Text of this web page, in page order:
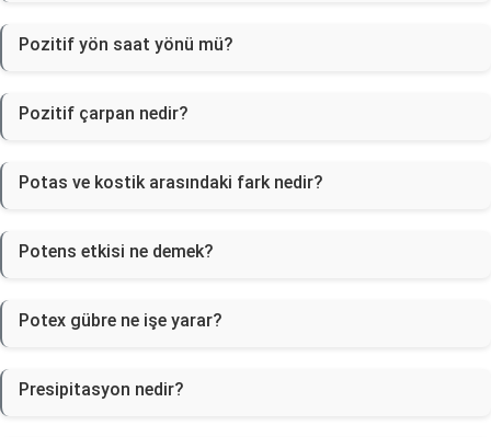
Pozitif yön saat yönü mü?
Pozitif çarpan nedir?
Potas ve kostik arasındaki fark nedir?
Potens etkisi ne demek?
Potex gübre ne işe yarar?
Presipitasyon nedir?